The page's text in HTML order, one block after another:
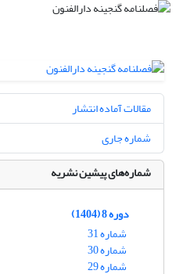
مقالات آماده انتشار
شماره جاری
شماره‌های پیشین نشریه
دوره 8 (1404)
شماره 31
شماره 30
شماره 29